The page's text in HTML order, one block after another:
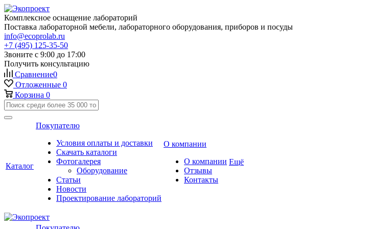
Комплексное оснащение лабораторий
Поставка лабораторной мебели, лабораторного оборудования, приборов и посуды
info@ecoprolab.ru
+7 (495) 125-35-50
Звоните с 9:00 до 17:00
Получить консультацию
Сравнение0
Отложенные 0
Корзина 0
Каталог
Покупателю
Условия оплаты и доставки
Скачать каталоги
Фотогалерея
Оборудование
Статьи
Новости
Проектирование лабораторий
О компании
О компании
Отзывы
Контакты
Ещё